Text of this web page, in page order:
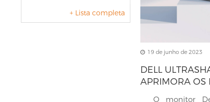
19 de junho de 2023
DELL
APRIMORA OS
O monitor
+ Lista completa